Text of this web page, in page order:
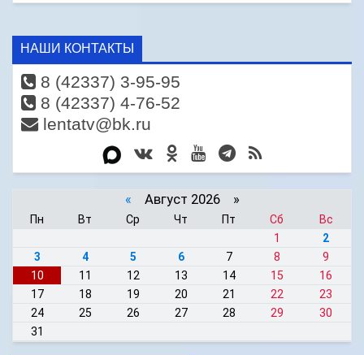
НАШИ КОНТАКТЫ
8 (42337) 3-95-95
8 (42337) 4-76-52
lentatv@bk.ru
« Август 2026 »
Пн Вт Ср Чт Пт Сб
Вс
1
2
3
4 5 6 7 8
9
10
11 12 13 14 15
16
17
18 19 20 21 22
23
24
25 26 27 28 29
30
31